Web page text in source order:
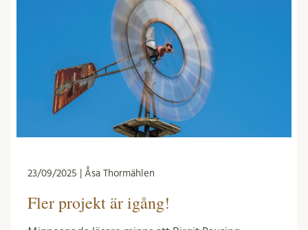
23/09/2025 | Åsa Thormählen
Fler projekt är igång!